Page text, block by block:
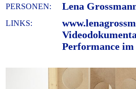
PERSONEN: Lena
LINKS:
Performance